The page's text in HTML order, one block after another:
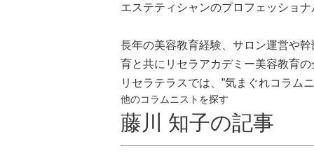
エステティシャンのプロフェッショ
長年の美容教育経験、サロン運営や
育と共にリセラアカデミー美容教育
リセラテラスでは、”気まぐれコラム
他のコラムニストを探す
藤川 知子の記事